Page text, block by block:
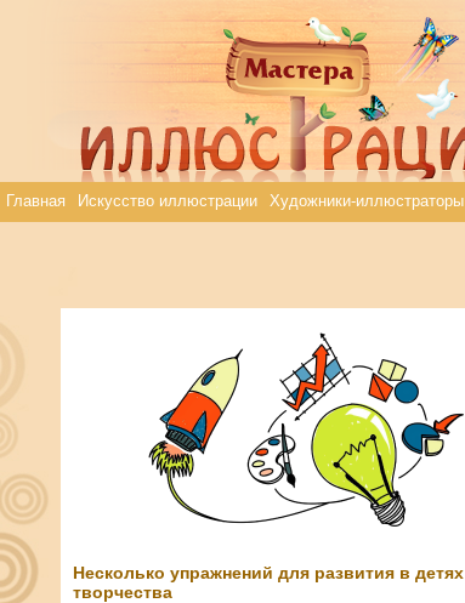
Главная Искусство иллюстрации Художники-иллюстраторы
Несколько упражнений для развития в детях
творчества